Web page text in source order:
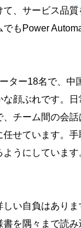
、サービス品
もPower
ター18名で、中
顔ぶれです。
チーム間の会
せています。手
うにしていま
い自負はあり
を隅々まで読